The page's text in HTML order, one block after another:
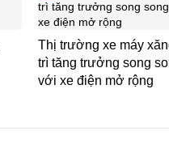
Thị trường xe máy
trì tăng trưởng song
với xe điện mở rộng